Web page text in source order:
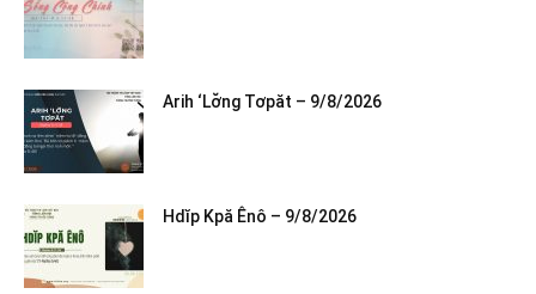
Arih ‘Lơ̆ng Tơpăt – 9/8/2026
Hdĭp Kpă Ênô – 9/8/2026